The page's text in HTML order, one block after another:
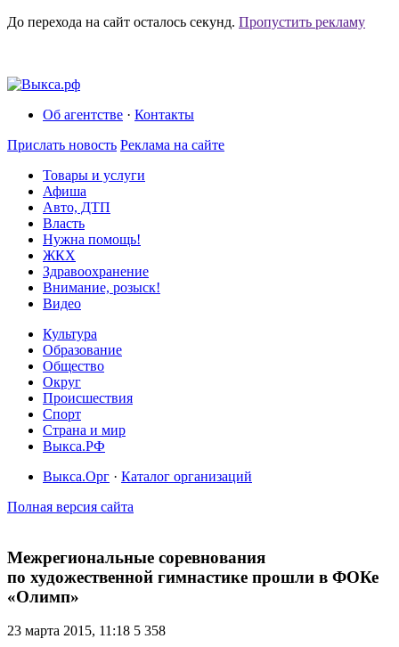
До перехода на сайт осталось секунд. Пропустить рекламу
Об агентстве · Контакты
Прислать новость Реклама на сайте
Товары и услуги
Афиша
Авто, ДТП
Власть
Нужна помощь!
ЖКХ
Здравоохранение
Внимание, розыск!
Видео
Культура
Образование
Общество
Округ
Происшествия
Спорт
Страна и мир
Выкса.РФ
Выкса.Орг · Каталог организаций
Полная версия сайта
Межрегиональные соревнования
по художественной гимнастике прошли в ФОКе
«Олимп»
23 марта 2015, 11:18 5 358